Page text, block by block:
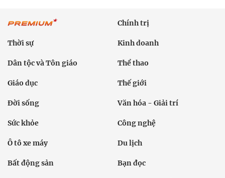
Chính trị
Thời sự Kinh doanh
Dân tộc và Tôn giáo Thể thao
Giáo dục Thế giới
Đời sống Văn hóa - Giải trí
Sức khỏe Công nghệ
Ô tô xe máy Du lịch
Bất động sản Bạn đọc